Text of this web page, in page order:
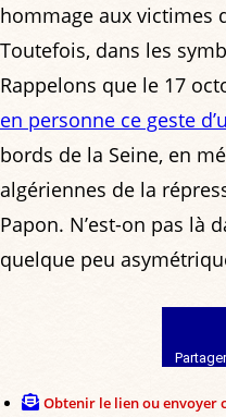
hommage aux victimes
Toutefois, dans les
Rappelons que le 17
en personne ce geste
bords de la Seine, en
algériennes de la
Papon. N’est-on pas là
quelque peu
Obtenir le lien ou envoyer